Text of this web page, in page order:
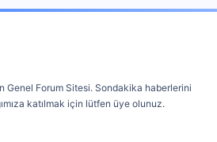
Genel Forum Sitesi. Sondakika haberlerini
katılmak için lütfen üye olunuz.